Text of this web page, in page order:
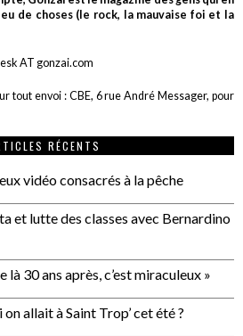
de choses (le rock, la mauvaise foi et la
AT gonzai.com
tout envoi : CBE, 6 rue André Messager, pour
RÉCENTS
vidéo consacrés à la pêche
et lutte des classes avec Bernardino
là 30 ans après, c’est miraculeux »
allait à Saint Trop’ cet été ?